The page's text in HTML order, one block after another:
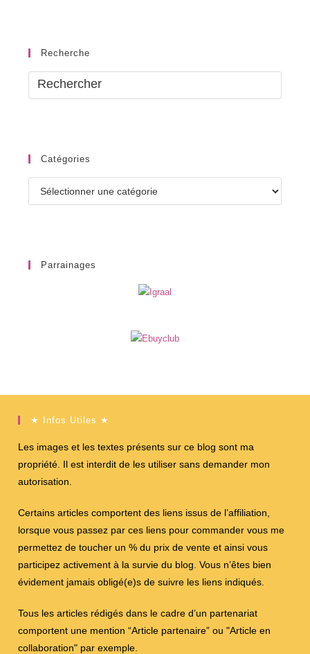
Recherche
Catégories
Parrainages
★ Infos Utiles ★
Les images et les textes présents sur ce blog sont ma
propriété. Il est interdit de les utiliser sans demander mon
autorisation.
Certains articles comportent des liens issus de l’affiliation,
lorsque vous passez par ces liens pour commander vous me
permettez de toucher un % du prix de vente et ainsi vous
participez activement à la survie du blog. Vous n’êtes bien
évidement jamais obligé(e)s de suivre les liens indiqués.
Tous les articles rédigés dans le cadre d’un partenariat
comportent une mention “Article partenaire” ou "Article en
collaboration" par exemple.